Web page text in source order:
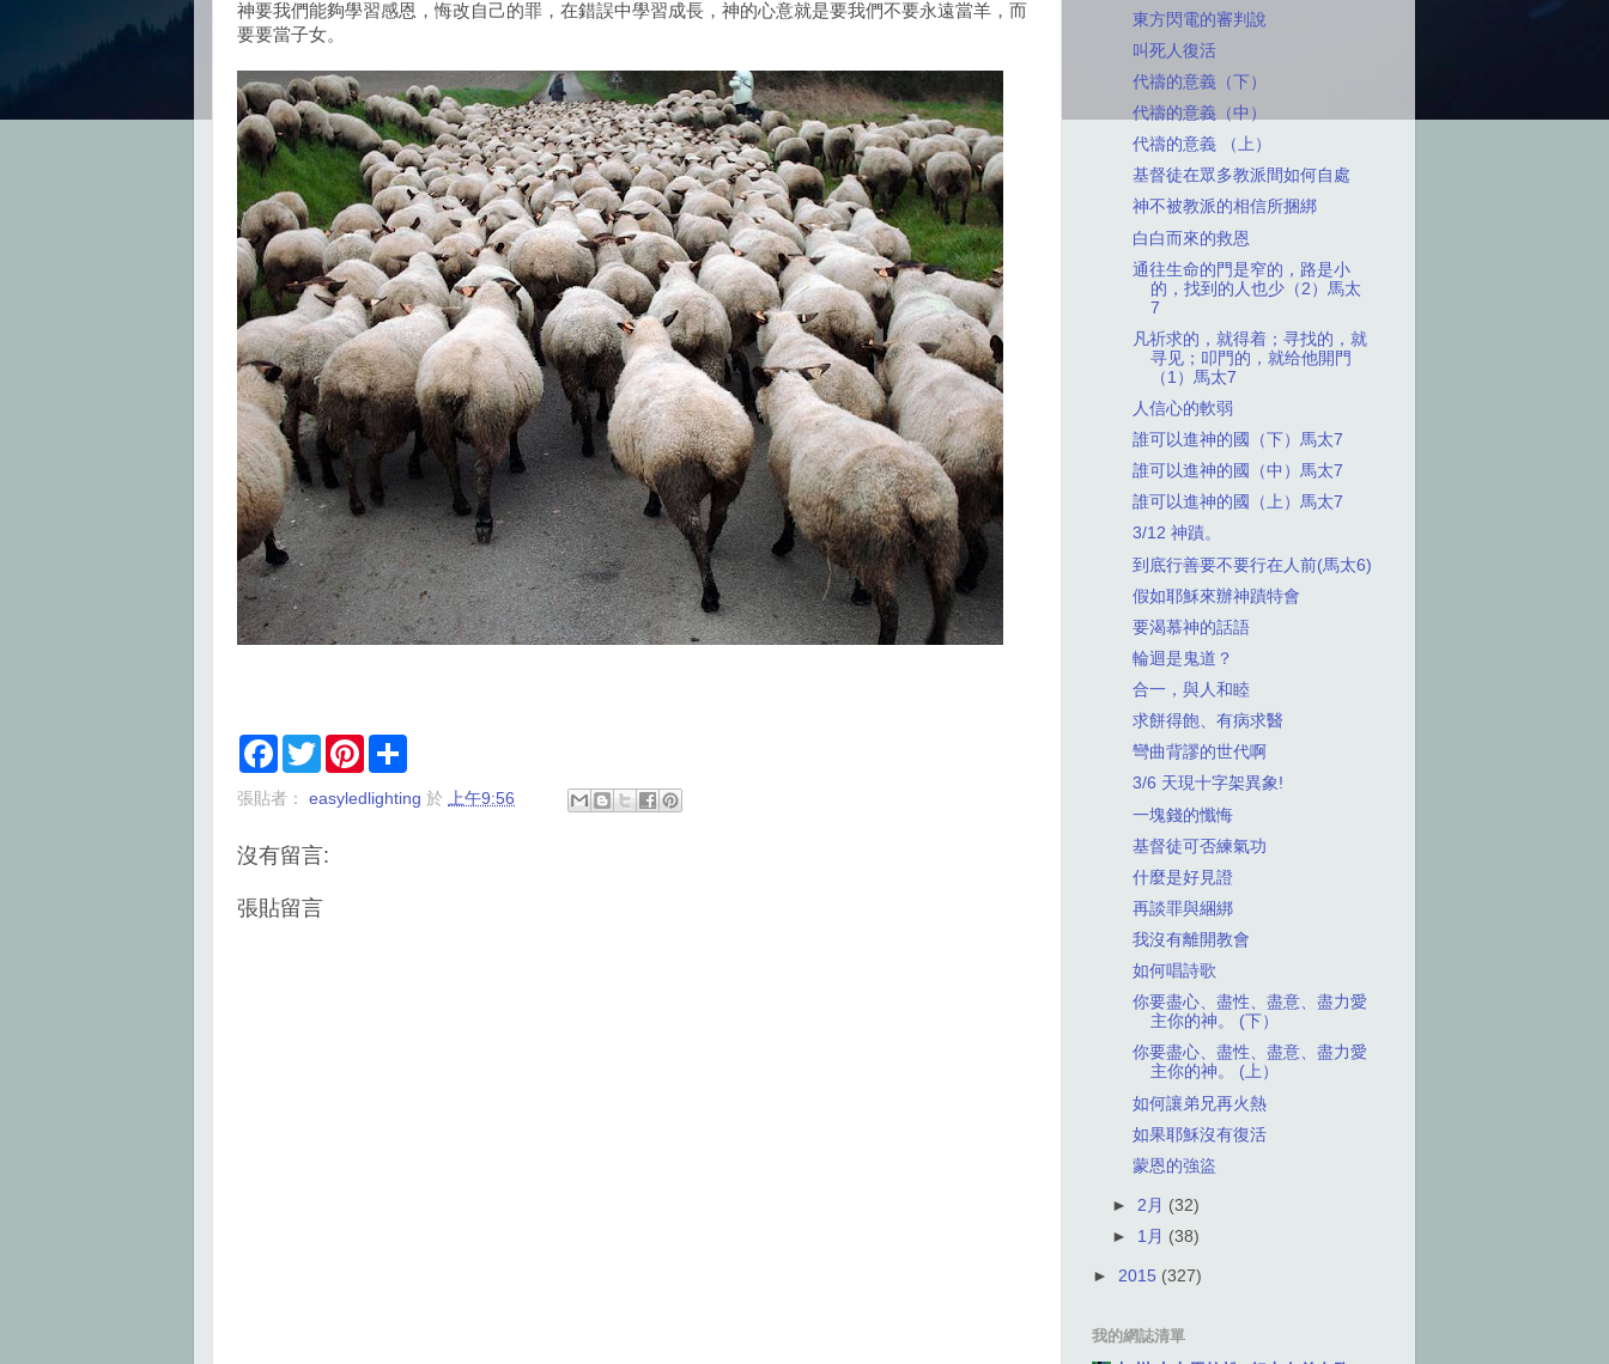
神要我們能夠學習感恩，悔改自己的罪，在錯誤中學習成長，神的心意就是要我們不要永遠當羊，而
要要當子女。
F
e
o
T
w
t
r
P
t
r
張貼者： easyledlighting 於 上午9:56
沒有留言:
張貼留言
東方閃電的審判說
叫死人復活
代禱的意義（下）
代禱的意義（中）
代禱的意義 （上）
基督徒在眾多教派間如何自處
神不被教派的相信所捆綁
白白而來的救恩
通往生命的門是窄的，路是小
的，找到的人也少（2）馬太
7
凡祈求的，就得着；寻找的，就
寻见；叩門的，就给他開門
（1）馬太7
人信心的軟弱
誰可以進神的國（下）馬太7
誰可以進神的國（中）馬太7
誰可以進神的國（上）馬太7
3/12 神蹟。
到底行善要不要行在人前(馬太6)
假如耶穌來辦神蹟特會
要渴慕神的話語
輪迴是鬼道？
合一，與人和睦
求餅得飽、有病求醫
彎曲背謬的世代啊
3/6 天現十字架異象!
一塊錢的懺悔
基督徒可否練氣功
什麼是好見證
再談罪與綑綁
我沒有離開教會
如何唱詩歌
你要盡心、盡性、盡意、盡力愛
主你的神。 (下）
你要盡心、盡性、盡意、盡力愛
主你的神。 (上）
如何讓弟兄再火熱
如果耶穌沒有復活
蒙恩的強盜
► 2月 (32)
► 1月 (38)
► 2015 (327)
我的網誌清單